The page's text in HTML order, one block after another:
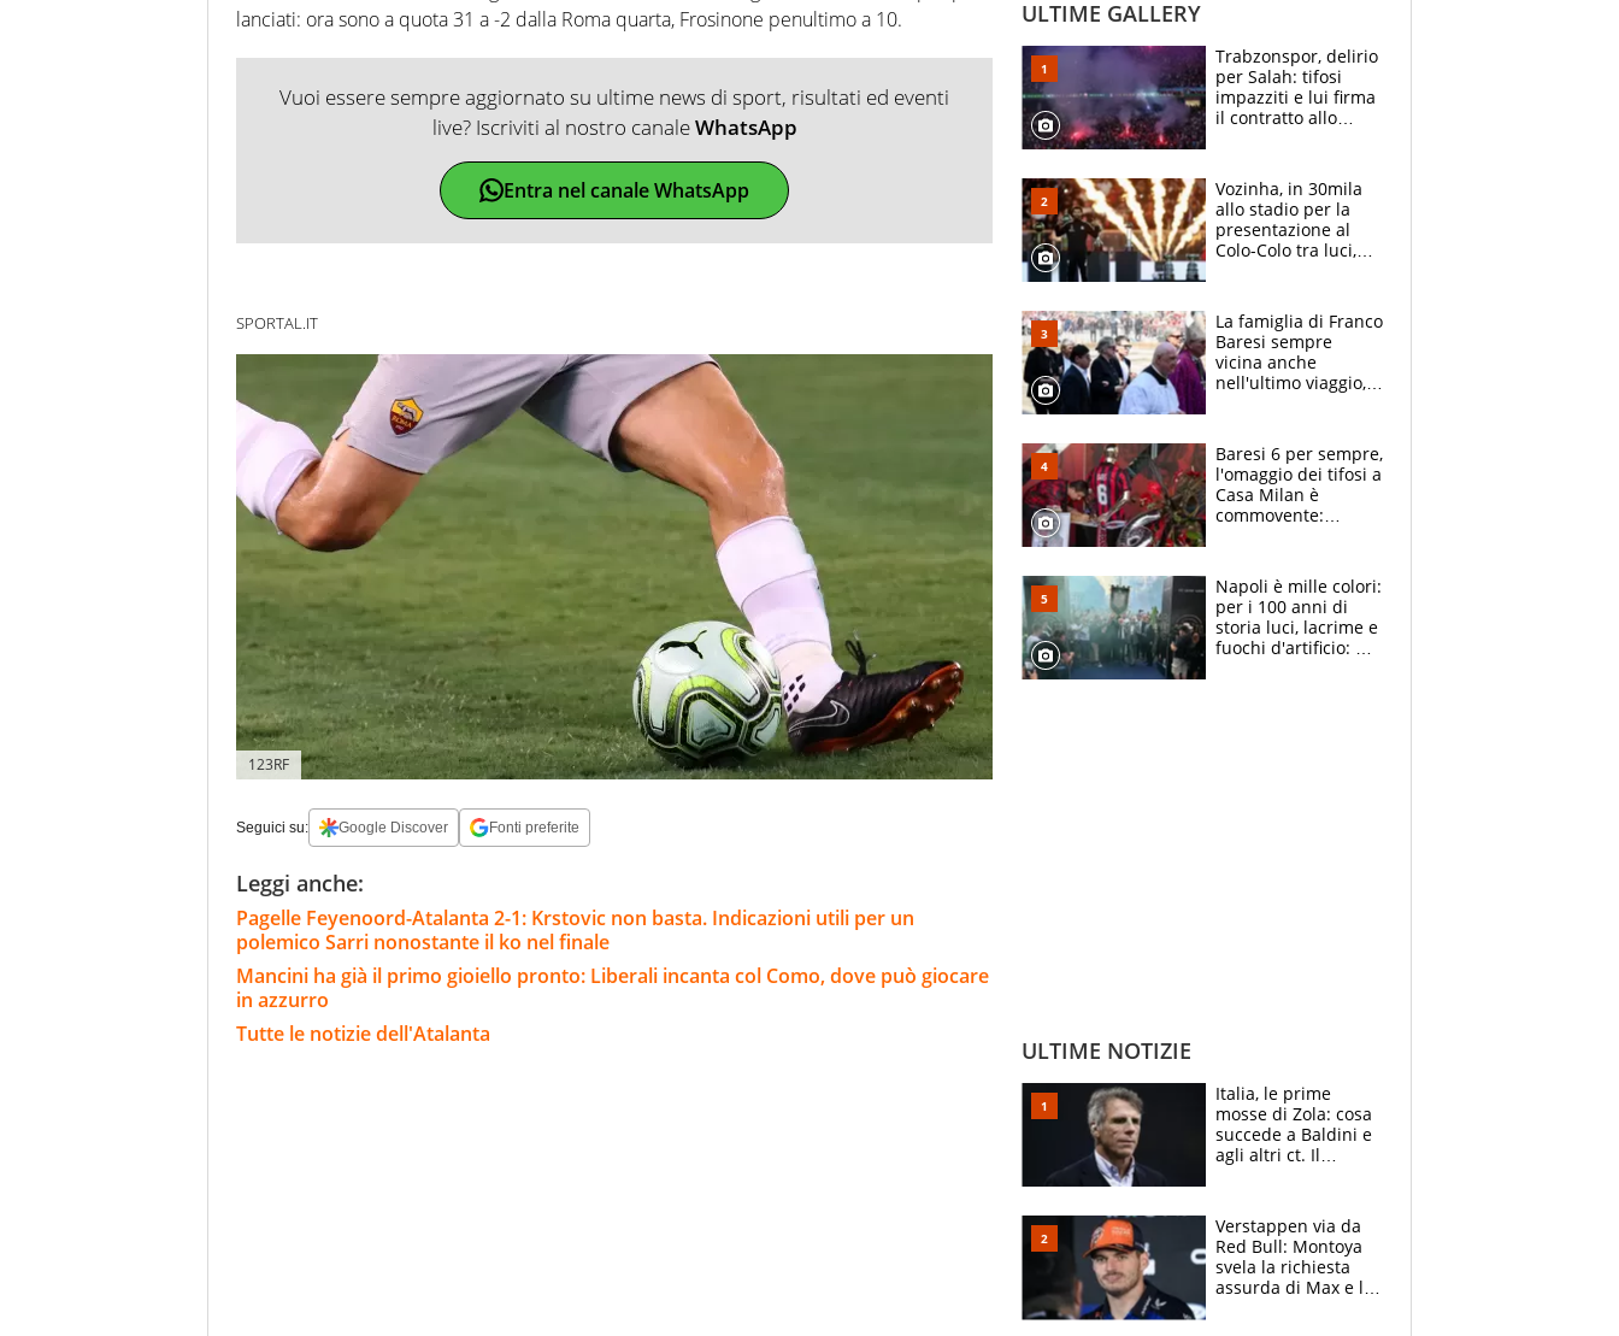
lanciati: ora sono a quota 31 a -2 dalla Roma quarta, Frosinone penultimo a 10.
Vuoi essere sempre aggiornato su ultime news di sport, risultati ed eventi
live? Iscriviti al nostro canaleWhatsApp
Entra nel canale WhatsApp
SPORTAL.IT
123RF
Seguici su: Google Discover Fonti preferite
Leggi anche:
Pagelle Feyenoord-Atalanta 2-1: Krstovic non basta. Indicazioni utili per un
polemico Sarri nonostante il ko nel finale
Mancini ha già il primo gioiello pronto: Liberali incanta col Como, dove può giocare
in azzurro
Tutte le notizie dell'Atalanta
ULTIME GALLERY
Trabzonspor, delirio
per Salah: tifosi
impazziti e lui firma
il contratto allo
Vozinha, in 30mila
allo stadio per la
presentazione al
Colo-Colo tra luci,
La famiglia di Franco
Baresi sempre
vicina anche
nell'ultimo viaggio,
circondati
dall'affetto dei tifosi
Baresi 6 per sempre,
l'omaggio dei tifosi a
Casa Milan è
commovente:
bigliettini
Napoli è mille colori:
per i 100 anni di
storia luci, lacrime e
fuochi d'artificio: De
ULTIME NOTIZIE
Italia, le prime
mosse di Zola: cosa
succede a Baldini e
agli altri ct. Il
azzurri
Verstappen via da
Red Bull: Montoya
svela la richiesta
assurda di Max e lo